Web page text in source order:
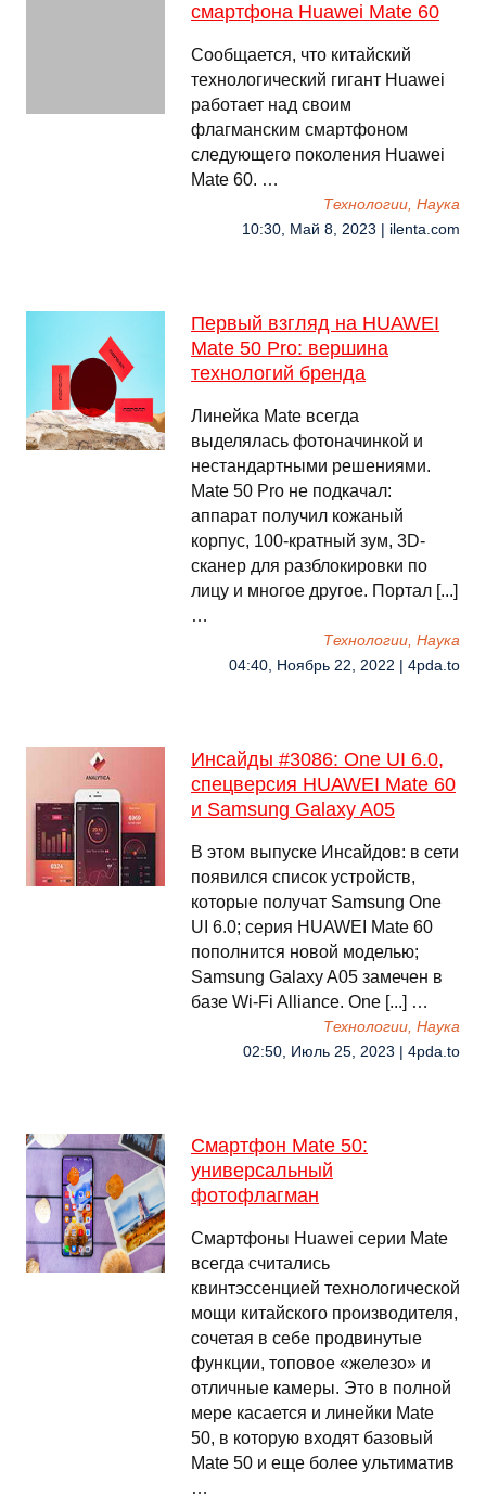
смартфона Huawei Mate 60
Сообщается, что китайский
технологический гигант Huawei
работает над своим
флагманским смартфоном
следующего поколения Huawei
Mate 60. …
Технологии, Наука
10:30, Май 8, 2023 | ilenta.com
Первый взгляд на HUAWEI
Mate 50 Pro: вершина
технологий бренда
Линейка Mate всегда
выделялась фотоначинкой и
нестандартными решениями.
Mate 50 Pro не подкачал:
аппарат получил кожаный
корпус, 100-кратный зум, 3D-
сканер для разблокировки по
лицу и многое другое. Портал [...]
…
Технологии, Наука
04:40, Ноябрь 22, 2022 | 4pda.to
Инсайды #3086: One UI 6.0,
спецверсия HUAWEI Mate 60
и Samsung Galaxy A05
В этом выпуске Инсайдов: в сети
появился список устройств,
которые получат Samsung One
UI 6.0; серия HUAWEI Mate 60
пополнится новой моделью;
Samsung Galaxy A05 замечен в
базе Wi-Fi Alliance. One [...] …
Технологии, Наука
02:50, Июль 25, 2023 | 4pda.to
Смартфон Mate 50:
универсальный
фотофлагман
Смартфоны Huawei серии Mate
всегда считались
квинтэссенцией технологической
мощи китайского производителя,
сочетая в себе продвинутые
функции, топовое «железо» и
отличные камеры. Это в полной
мере касается и линейки Mate
50, в которую входят базовый
Mate 50 и еще более ультиматив
…